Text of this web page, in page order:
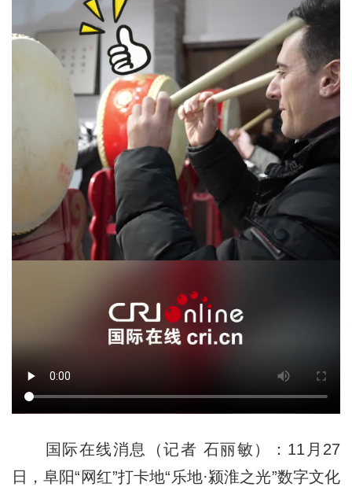
国际在线消息（记者 石丽敏）：11月27
日，阜阳“网红”打卡地“乐地·颍淮之光”数字文化